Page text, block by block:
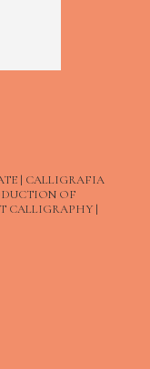
| CALLIGRAFIA
OF
CALLIGRAPHY |